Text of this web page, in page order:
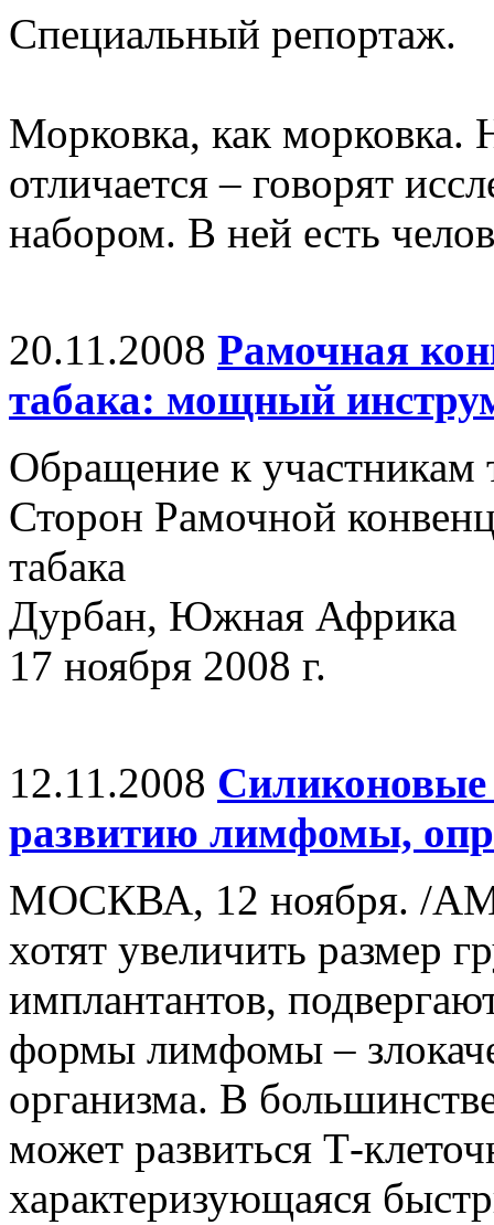
Специальный репортаж.
Морковка, как
отличается – говорят
набором. В ней есть
20.11.2008 Рамочная
табака: мощный
Обращение к участникам
Сторон Рамочной
табака
Дурбан, Южная Африка
17 ноября 2008 г.
12.11.2008
развитию лимфомы,
МОСКВА, 12 ноября. /
хотят увеличить размер
имплантантов,
формы лимфомы –
организма. В
может развиться Т-
характеризующаяся